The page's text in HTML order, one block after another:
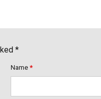
*
Name *